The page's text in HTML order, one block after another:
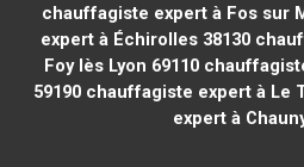
chauffagiste expert à Fos sur
expert à Échirolles 38130
Foy lès Lyon 69110
59190 chauffagiste expert à Le
expert à